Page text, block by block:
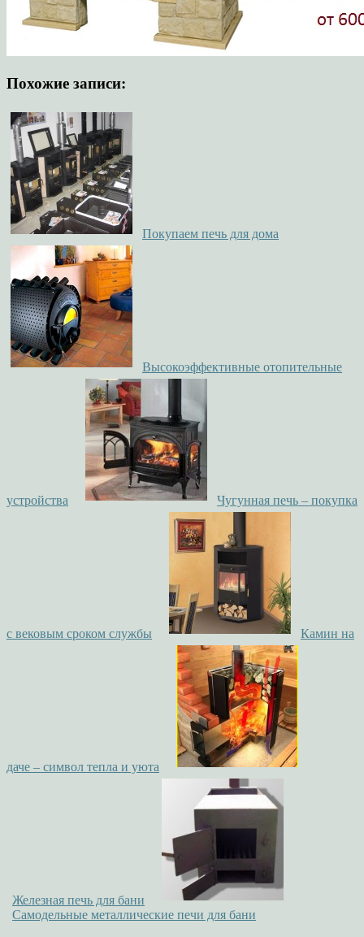
Похожие записи:
Покупаем печь для дома
Высокоэффективные отопительные
устройства Чугунная печь – покупка
с вековым сроком службы Камин на
даче – символ тепла и уюта
Железная печь для бани
Самодельные металлические печи для бани